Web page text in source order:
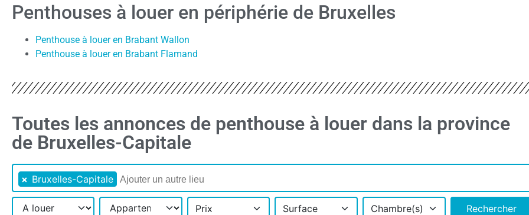
Penthouses à louer en périphérie de Bruxelles
Penthouse à louer en Brabant Wallon
Penthouse à louer en Brabant Flamand
Toutes les annonces de penthouse à louer dans la province
de Bruxelles-Capitale
× Bruxelles-Capitale
Prix Surface Chambre(s) Rechercher